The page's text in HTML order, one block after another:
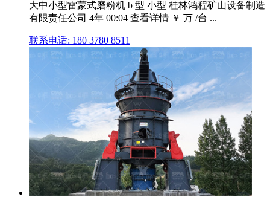
大中小型雷蒙式磨粉机 b 型 小型 桂林鸿程矿山设备制造
有限责任公司 4年 00:04 查看详情 ￥ 万 /台 ...
联系电话: 180 3780 8511